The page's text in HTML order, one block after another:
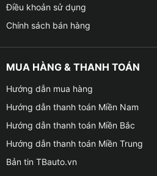
Điều khoản sử dụng
Chính sách bán hàng
MUA HÀNG & THANH TOÁN
Hướng dẫn mua hàng
Hướng dẫn thanh toán Miền Nam
Hướng dẫn thanh toán Miền Bắc
Hướng dẫn thanh toán Miền Trung
Bản tin TBauto.vn